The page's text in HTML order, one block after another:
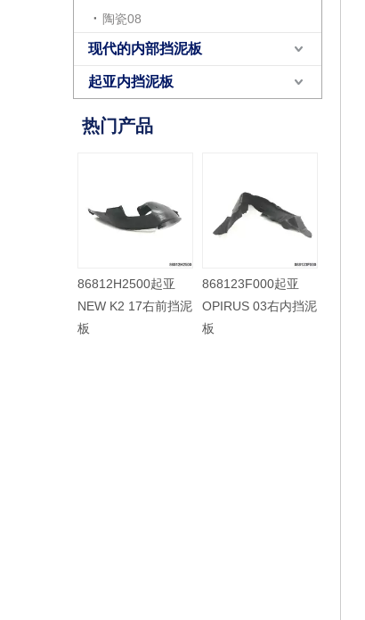
陶瓷08
现代的内部挡泥板
起亚内挡泥板
热门产品
86812H2500起亚
NEW K2 17右前挡泥
868123F000起亚
OPIRUS 03右内挡泥
868113F500起亚
OPIRUS 06左内挡泥